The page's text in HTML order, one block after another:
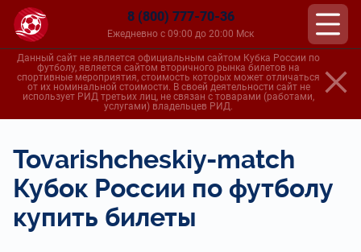
8 (800) 777-70-36
Ежедневно с 09:00 до 20:00 Мск
Данный сайт не является официальным сайтом Кубка России по
футболу, является сайтом вторичного рынка билетов на
спортивные мероприятия, стоимость которых может отличаться
от их номинальной стоимости. В своей деятельности сайт не
использует РИД третьих лиц, не связан с товарами (работами,
услугами) владельцев РИД.
Tovarishcheskiy-match
Кубок России по футболу
купить билеты